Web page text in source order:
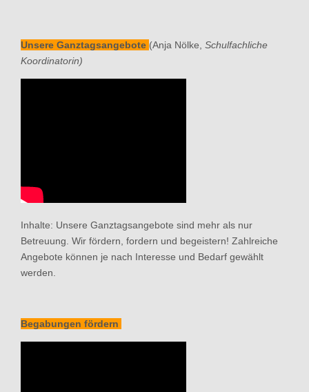
Unsere Ganztagsangebote (Anja Nölke, Schulfachliche
Koordinatorin)
Inhalte: Unsere Ganztagsangebote sind mehr als nur
Betreuung. Wir fördern, fordern und begeistern! Zahlreiche
Angebote können je nach Interesse und Bedarf gewählt
werden.
Begabungen fördern